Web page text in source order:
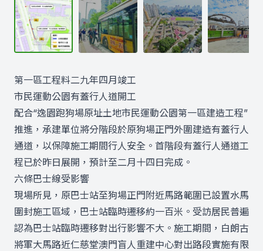
第一區工程料二九年四月竣工
市民運動公園有蓋行人道開工
配合“逸園跑狗場原址土地市民運動公園第一區建造工程”
推進，承建單位將分階段於原狗場正門外圍建造有蓋行人
通道，以保障施工期間行人安全。首階段有蓋行人通道工
程已於昨日展開，預計至二月十四日完成。
六條巴士線受影響
現場所見，原巴士站至狗場正門附近馬路範圍已設置水馬
圍封施工區域，巴士站臨時遷移約一百米。受訪居民普遍
認為巴士站臨時遷移對出行影響不大。施工期間，白朗古
將軍大馬路近仁慈堂澳門盲人重建中心對出路段實施有限